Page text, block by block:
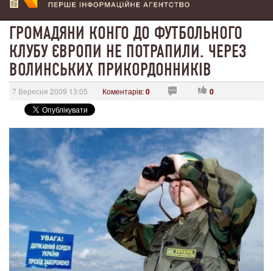
ГРОМАДЯНИ КОНГО ДО ФУТБОЛЬНОГО
КЛУБУ ЄВРОПИ НЕ ПОТРАПИЛИ. ЧЕРЕЗ
ВОЛИНСЬКИХ ПРИКОРДОННИКІВ
7 Вересня 2009 13:05 Коментарів:0 0